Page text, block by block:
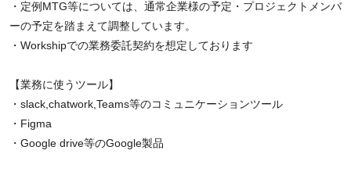
・定例MTG等については、通常企業様の予定・プロジェクトメンバ
ーの予定を踏まえて調整しています。
・Workshipでの業務委託契約を想定しております
【業務に使うツール】
・slack,chatwork,Teams等のコミュニケーションツール
・Figma
・Google drive等のGoogle製品